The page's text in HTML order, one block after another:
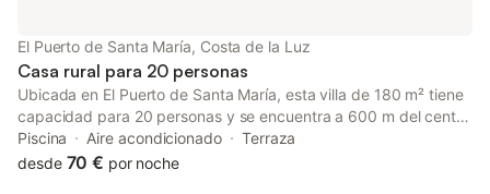
El Puerto de Santa María, Costa de la Luz
Casa rural para 20 personas
Ubicada en El Puerto de Santa María, esta villa de 180 m² tiene
capacidad para 20 personas y se encuentra a 600 m del centro
de la ciudad. La propiedad ofrece una distribución espaciosa
para grupos grandes, con 5 dormitorios, 1 baño y una cocina
Piscina Aire acondicionado
Terraza
desde 70 € por noche